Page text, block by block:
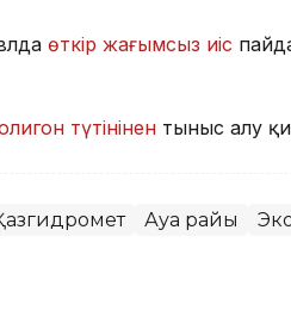
өткір жағымсыз иіс
түтінінен тыныс алу
Ауа райы